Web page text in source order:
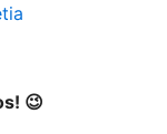
😉